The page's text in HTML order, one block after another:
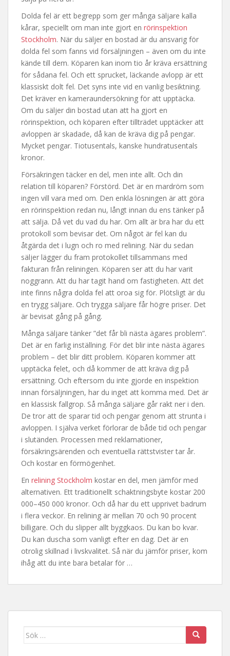
Dolda fel är ett begrepp som ger många säljare kalla
kårar, speciellt om man inte gjort en rörinspektion
Stockholm. När du säljer en bostad är du ansvarig för
dolda fel som fanns vid försäljningen – även om du inte
kände till dem. Köparen kan inom tio år kräva ersättning
för sådana fel. Och ett sprucket, läckande avlopp är ett
klassiskt dolt fel. Det syns inte vid en vanlig besiktning.
Det kräver en kameraundersökning för att upptäcka.
Om du säljer din bostad utan att ha gjort en
rörinspektion, och köparen efter tillträdet upptäcker att
avloppen är skadade, då kan de kräva dig på pengar.
Mycket pengar. Tiotusentals, kanske hundratusentals
kronor.
Försäkringen täcker en del, men inte allt. Och din
relation till köparen? Förstörd. Det är en mardröm som
ingen vill vara med om. Den enkla lösningen är att göra
en rörinspektion redan nu, långt innan du ens tänker på
att sälja. Då vet du vad du har. Om allt är bra har du ett
protokoll som bevisar det. Om något är fel kan du
åtgärda det i lugn och ro med relining. När du sedan
säljer lägger du fram protokollet tillsammans med
fakturan från reliningen. Köparen ser att du har varit
noggrann. Att du har tagit hand om fastigheten. Att det
inte finns några dolda fel att oroa sig för. Plötsligt är du
en trygg säljare. Och trygga säljare får högre priser. Det
är bevisat gång på gång.
Många säljare tänker ”det får bli nästa ägares problem”.
Det är en farlig inställning. För det blir inte nästa ägares
problem – det blir ditt problem. Köparen kommer att
upptäcka felet, och då kommer de att kräva dig på
ersättning. Och eftersom du inte gjorde en inspektion
innan försäljningen, har du inget att komma med. Det är
en klassisk fallgrop. Så många säljare går rakt ner i den.
De tror att de sparar tid och pengar genom att strunta i
avloppen. I själva verket förlorar de både tid och pengar
i slutänden. Processen med reklamationer,
försäkringsärenden och eventuella rättstvister tar år.
Och kostar en förmögenhet.
En relining Stockholm kostar en del, men jämför med
alternativen. Ett traditionellt schaktningsbyte kostar 200
000–450 000 kronor. Och då har du ett upprivet badrum
i flera veckor. En relining är mellan 70 och 90 procent
billigare. Och du slipper allt byggkaos. Du kan bo kvar.
Du kan duscha som vanligt efter en dag. Det är en
otrolig skillnad i livskvalitet. Så när du jämför priser, kom
ihåg att du inte bara betalar för …
Sök